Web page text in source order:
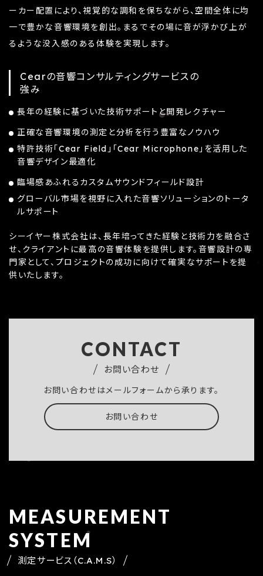
ーカー配置により、視覚的な調和を保ちながら、空間全体に均
一で豊かな音響環境を創出。まるでその場に音が浮かび上が
るような没入感のある体験を実現します。
Cearの音響コンサルティングサービスの
強み
長年の経験に基づいた技術サポートと開発レクチャー
正確な音響環境の測定と分析を行う豊富なノウハウ
特許技術「Cear Field」「Cear Microphone」を活用した
音響デザイン最適化
臨場感あふれるカスタムサウンドフィールド設計
グローバル市場を視野に入れた音響ソリューションのトータ
ルサポート
シーイヤー株式会社は、長年培ってきた経験と技術力を融合さ
せ、クライアントに最高の音響体験を提供します。音響設計の専
門家として、プロジェクトの成功に向けて確実なサポートを提
供いたします。
CONTACT
お問い合わせ
お問い合わせはメールフォームから承ります。
お問い合わせ
MEASUREMENT
SYSTEM
測定サービス（C.A.M.S）